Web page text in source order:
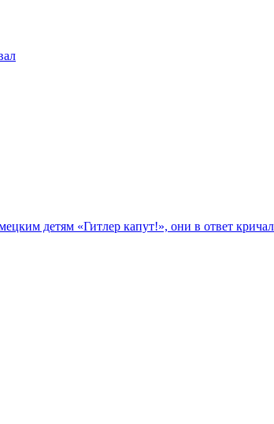
детям «Гитлер капут!», они в ответ